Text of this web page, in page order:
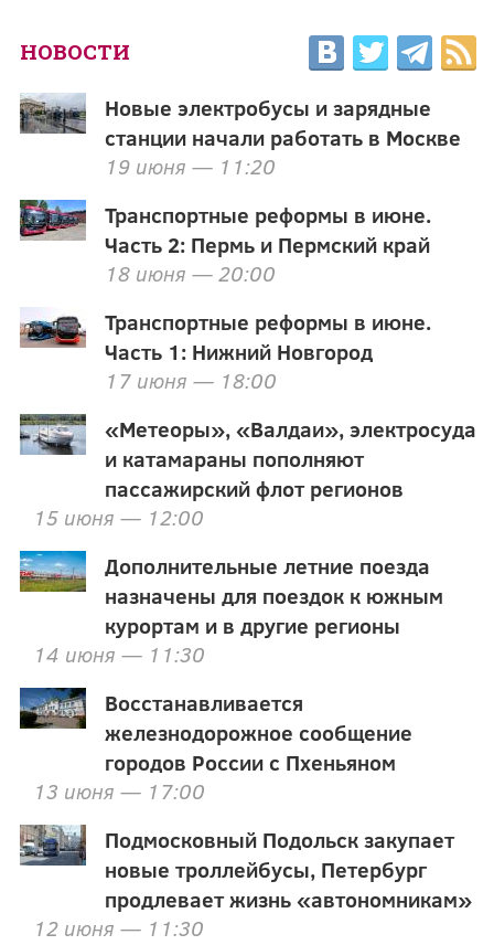
НОВОСТИ
Новые электробусы и зарядные
станции начали работать в Москве
19 июня — 11:20
Транспортные реформы в июне.
Часть 2: Пермь и Пермский край
18 июня — 20:00
Транспортные реформы в июне.
Часть 1: Нижний Новгород
17 июня — 18:00
«Метеоры», «Валдаи», электросуда
и катамараны пополняют
пассажирский флот регионов
15 июня — 12:00
Дополнительные летние поезда
назначены для поездок к южным
курортам и в другие регионы
14 июня — 11:30
Восстанавливается
железнодорожное сообщение
городов России с Пхеньяном
13 июня — 17:00
Подмосковный Подольск закупает
новые троллейбусы, Петербург
продлевает жизнь «автономникам»
12 июня — 11:30